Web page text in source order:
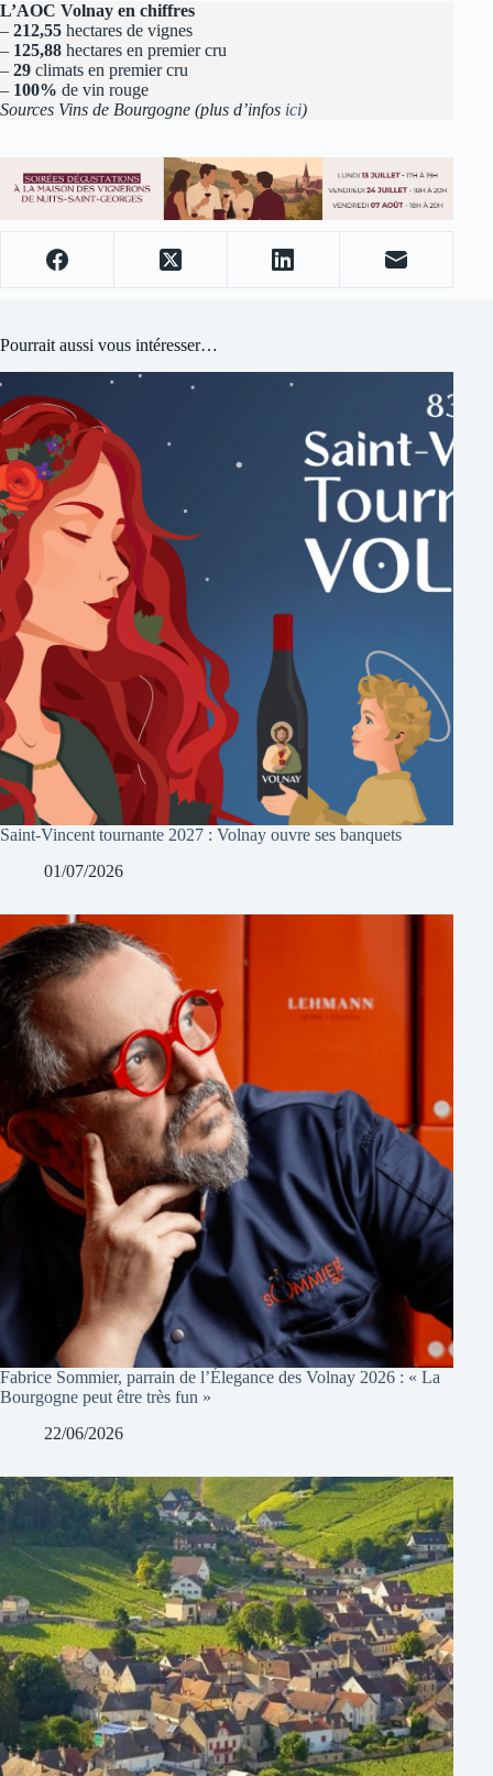
L’AOC Volnay en chiffres
– 212,55 hectares de vignes
– 125,88 hectares en premier cru
– 29 climats en premier cru
– 100% de vin rouge
Sources Vins de Bourgogne (plus d’infos ici)
Pourrait aussi vous intéresser…
Saint-Vincent tournante 2027 : Volnay ouvre ses banquets
01/07/2026
Fabrice Sommier, parrain de l’Élegance des Volnay 2026 : « La
Bourgogne peut être très fun »
22/06/2026